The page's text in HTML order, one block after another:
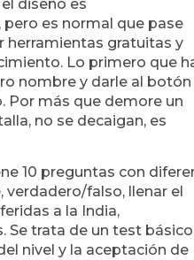
diseño es
es normal que pase
herramientas gratuitas y
Lo primero que
nombre y darle al
Por más que demore un
no se decaigan, es
10 preguntas con
falso, llenar el
a la India,
Se trata de un test
nivel y la aceptación de